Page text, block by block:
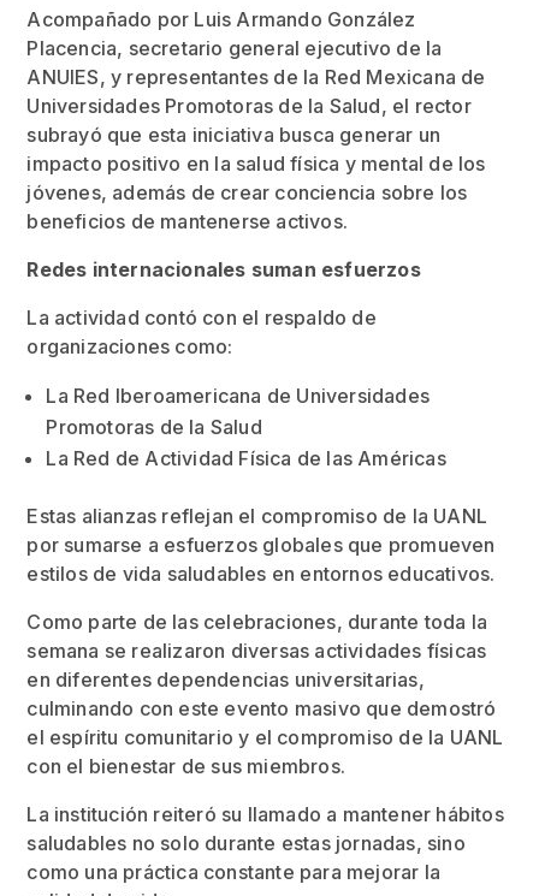
Acompañado por Luis Armando González
Placencia, secretario general ejecutivo de la
ANUIES, y representantes de la Red Mexicana de
Universidades Promotoras de la Salud, el rector
subrayó que esta iniciativa busca generar un
impacto positivo en la salud física y mental de los
jóvenes, además de crear conciencia sobre los
beneficios de mantenerse activos.
Redes internacionales suman esfuerzos
La actividad contó con el respaldo de
organizaciones como:
La Red Iberoamericana de Universidades
Promotoras de la Salud
La Red de Actividad Física de las Américas
Estas alianzas reflejan el compromiso de la UANL
por sumarse a esfuerzos globales que promueven
estilos de vida saludables en entornos educativos.
Como parte de las celebraciones, durante toda la
semana se realizaron diversas actividades físicas
en diferentes dependencias universitarias,
culminando con este evento masivo que demostró
el espíritu comunitario y el compromiso de la UANL
con el bienestar de sus miembros.
La institución reiteró su llamado a mantener hábitos
saludables no solo durante estas jornadas, sino
como una práctica constante para mejorar la